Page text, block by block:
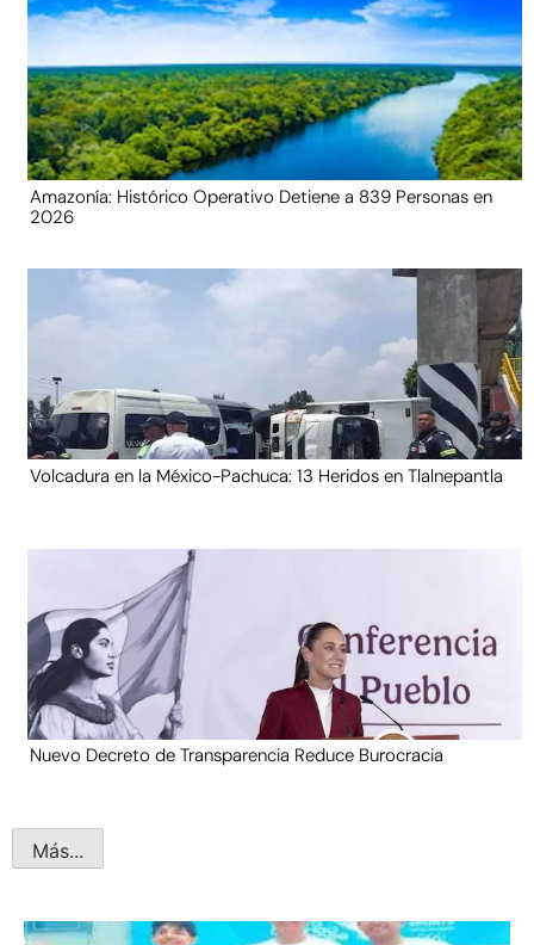
Amazonía: Histórico Operativo Detiene a 839 Personas en
2026
Volcadura en la México-Pachuca: 13 Heridos en Tlalnepantla
Nuevo Decreto de Transparencia Reduce Burocracia
Más...